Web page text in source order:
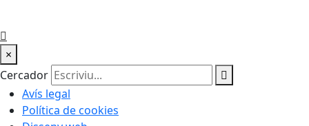
×
Cercador
Avís legal
Política de cookies